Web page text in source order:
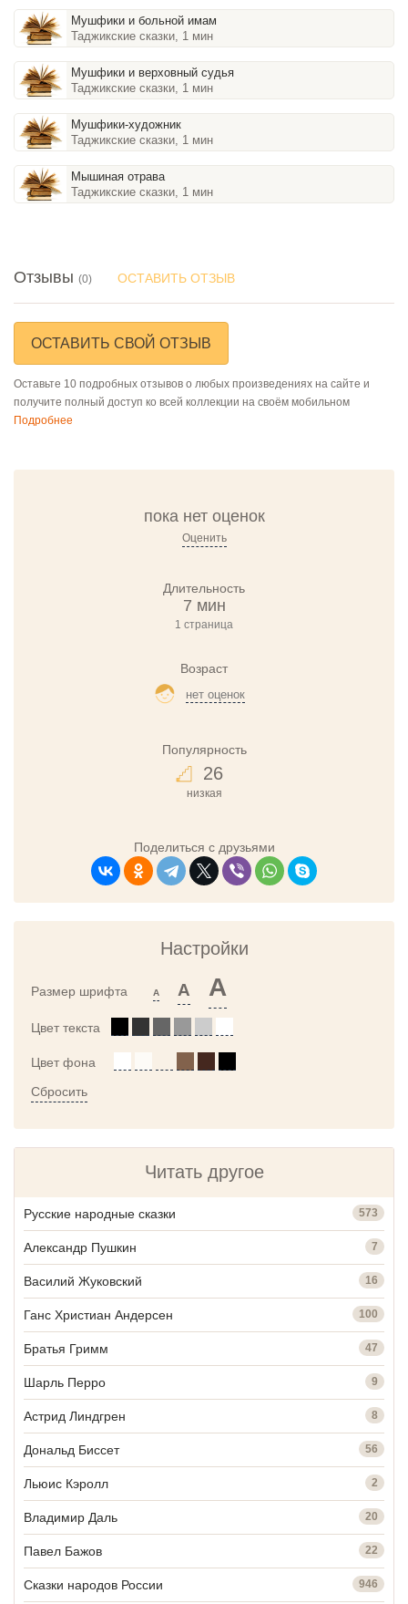
Мушфики и больной имам
Таджикские сказки, 1 мин
Мушфики и верховный судья
Таджикские сказки, 1 мин
Мушфики-художник
Таджикские сказки, 1 мин
Мышиная отрава
Таджикские сказки, 1 мин
Отзывы (0) ОСТАВИТЬ ОТЗЫВ
ОСТАВИТЬ СВОЙ ОТЗЫВ
Оставьте 10 подробных отзывов о любых произведениях на сайте и
получите полный доступ ко всей коллекции на своём мобильном
Подробнее
пока нет оценок
Оценить
Длительность
7 мин
1 страница
Возраст
нет оценок
Популярность
26
низкая
Поделиться с друзьями
Настройки
Размер шрифта A A A
Цвет текста
Цвет фона
Сбросить
Читать другое
Русские народные сказки 573
Александр Пушкин 7
Василий Жуковский 16
Ганс Христиан Андерсен 100
Братья Гримм 47
Шарль Перро 9
Астрид Линдгрен 8
Дональд Биссет 56
Льюис Кэролл 2
Владимир Даль 20
Павел Бажов 22
Сказки народов России 946